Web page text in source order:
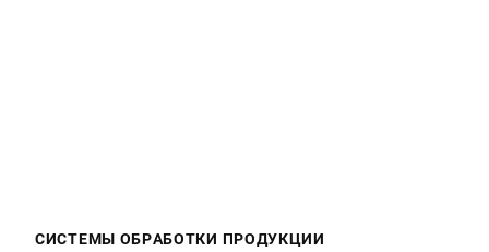
СИСТЕМЫ ОБРАБОТКИ ПРОДУКЦИИ